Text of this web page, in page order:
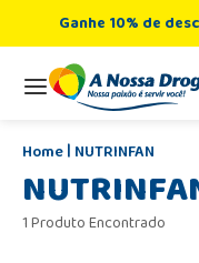
Ganhe 10% de
NUTRINFAN
1 Produto Encontrado